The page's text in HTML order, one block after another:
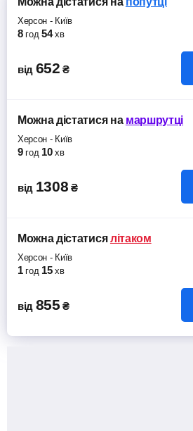
Херсон - Київ
8 год 54 хв
від 652 ₴
Можна дістатисяна маршрутці
Херсон - Київ
9 год 10 хв
від 1308 ₴
Можна дістатися літаком
Херсон - Київ
1 год 15 хв
від 855 ₴